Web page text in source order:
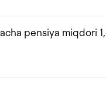
pensiya miqdori